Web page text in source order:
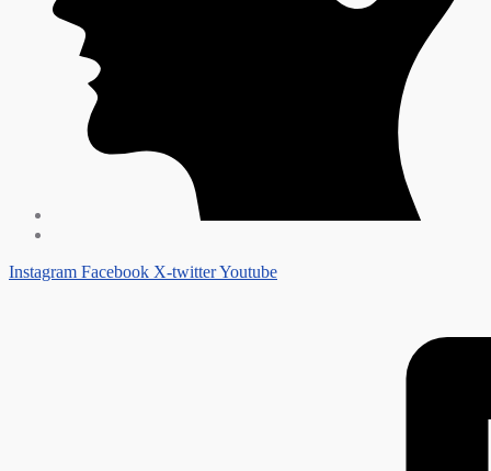
Instagram Facebook X-twitterYoutube